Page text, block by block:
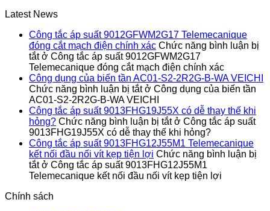
Latest News
Công tắc áp suất 9012GFWM2G17 Telemecanique
đóng cắt mạch điện chính xác Chức năng bình luận bị
tắtở Công tắc áp suất 9012GFWM2G17
Telemecanique đóng cắt mạch điện chính xác
Công dụng của biến tần AC01-S2-2R2G-B-WA VEICHI
Chức năng bình luận bị tắtở Công dụng của biến tần
AC01-S2-2R2G-B-WA VEICHI
Công tắc áp suất 9013FHG19J55X có dễ thay thế khi
hỏng? Chức năng bình luận bị tắtở Công tắc áp suất
9013FHG19J55X có dễ thay thế khi hỏng?
Công tắc áp suất 9013FHG12J55M1 Telemecanique
kết nối đầu nối vít kẹp tiện lợi Chức năng bình luận bị
tắtở Công tắc áp suất 9013FHG12J55M1
Telemecanique kết nối đầu nối vít kẹp tiện lợi
Chính sách